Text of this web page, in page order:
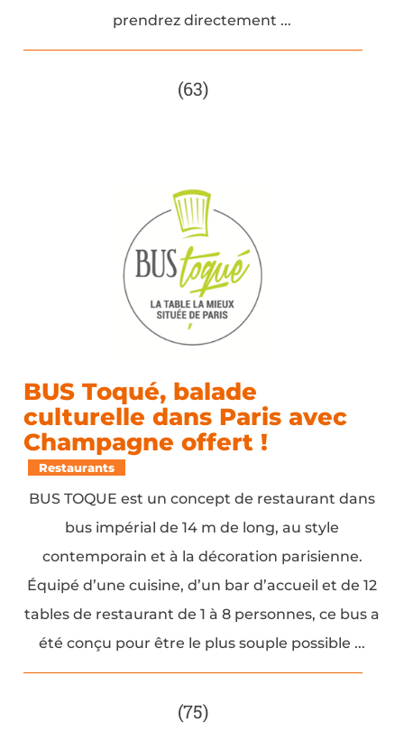
prendrez directement ...
(63)
BUS Toqué, balade
culturelle dans Paris avec
Champagne offert !
Restaurants
BUS TOQUE est un concept de restaurant dans
bus impérial de 14 m de long, au style
contemporain et à la décoration parisienne.
Équipé d’une cuisine, d’un bar d’accueil et de 12
tables de restaurant de 1 à 8 personnes, ce bus a
été conçu pour être le plus souple possible ...
(75)